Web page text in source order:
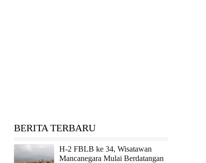
BERITA TERBARU
H-2 FBLB ke 34, Wisatawan
Mancanegara Mulai Berdatangan